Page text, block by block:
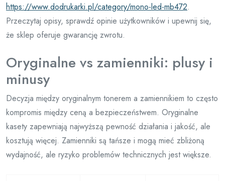
https://www.dodrukarki.pl/category/mono-led-mb472.
Przeczytaj opisy, sprawdź opinie użytkowników i upewnij się,
że sklep oferuje gwarancję zwrotu.
Oryginalne vs zamienniki: plusy i
minusy
Decyzja między oryginalnym tonerem a zamiennikiem to często
kompromis między ceną a bezpieczeństwem. Oryginalne
kasety zapewniają najwyższą pewność działania i jakość, ale
kosztują więcej. Zamienniki są tańsze i mogą mieć zbliżoną
wydajność, ale ryzyko problemów technicznych jest większe.